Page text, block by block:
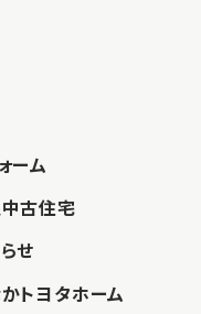
ーム
古住宅
せ
トヨタホーム